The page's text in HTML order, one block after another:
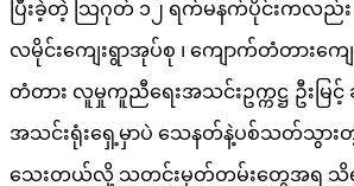
ပြီးခဲ့တဲ့ သြဂုတ် ၁၂ ရက်မနက်ပိုင်းကလည်း
လမိုင်းကျေးရွာအုပ်စု ၊ ကျောက်တံတားကျေ
တံတား လူမှုကူညီရေးအသင်းဥက္ကဋ္ဌ ဦးမ
အသင်းရုံးရှေ့မှာပဲ သေနတ်နဲ့ပစ်သတ်သွားတဲ့ဖ
သေးတယ်လို့ သတင်းမှတ်တမ်းတွေအရ သိ